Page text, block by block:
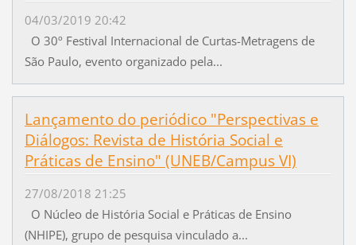
04/03/2019 20:42
O 30º Festival Internacional de Curtas-Metragens de
São Paulo, evento organizado pela...
Lançamento do periódico "Perspectivas e
Diálogos: Revista de História Social e
Práticas de Ensino" (UNEB/Campus VI)
27/08/2018 21:25
O Núcleo de História Social e Práticas de Ensino
(NHIPE), grupo de pesquisa vinculado a...